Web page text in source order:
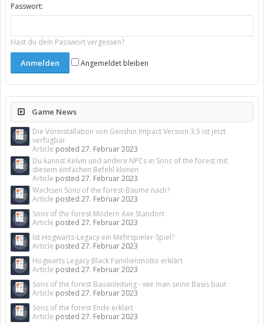
Passwort:
Hast du dein Passwort vergessen?
Angemeldet bleiben
Game News
Die Vorinstallation von Genshin Impact Version 3.5 ist jetzt
verfügbar
Article posted 27. Februar 2023
Du kannst Kelvin und andere NPCs in Sons of the forest mit
diesem einfachen Befehl klonen
Article posted 27. Februar 2023
Wachsen Sons of the forest-Bäume nach?
Article posted 27. Februar 2023
Sons of the forest Modern Axe Standort
Article posted 27. Februar 2023
Ist Hogwarts-Legacy ein Mehrspieler-Spiel?
Article posted 27. Februar 2023
Hogwarts Legacy Black Familienmotto erklärt
Article posted 27. Februar 2023
Sons of the forest Bauanleitung - wie man seine Basis baut
Article posted 27. Februar 2023
Sons of the forest Ende erklärt
Article posted 27. Februar 2023